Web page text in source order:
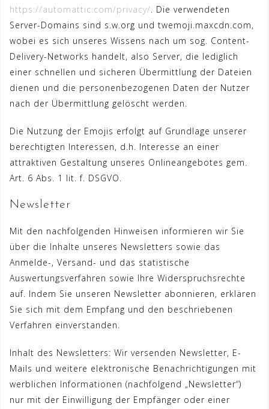
https://automattic.com/privacy/. Die verwendeten
Server-Domains sind s.w.org und twemoji.maxcdn.com,
wobei es sich unseres Wissens nach um sog. Content-
Delivery-Networks handelt, also Server, die lediglich
einer schnellen und sicheren Übermittlung der Dateien
dienen und die personenbezogenen Daten der Nutzer
nach der Übermittlung gelöscht werden.
Die Nutzung der Emojis erfolgt auf Grundlage unserer
berechtigten Interessen, d.h. Interesse an einer
attraktiven Gestaltung unseres Onlineangebotes gem.
Art. 6 Abs. 1 lit. f. DSGVO.
Newsletter
Mit den nachfolgenden Hinweisen informieren wir Sie
über die Inhalte unseres Newsletters sowie das
Anmelde-, Versand- und das statistische
Auswertungsverfahren sowie Ihre Widerspruchsrechte
auf. Indem Sie unseren Newsletter abonnieren, erklären
Sie sich mit dem Empfang und den beschriebenen
Verfahren einverstanden.
Inhalt des Newsletters: Wir versenden Newsletter, E-
Mails und weitere elektronische Benachrichtigungen mit
werblichen Informationen (nachfolgend „Newsletter“)
nur mit der Einwilligung der Empfänger oder einer